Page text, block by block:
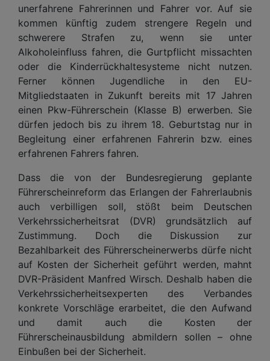
unerfahrene Fahrerinnen und Fahrer vor. Auf sie
kommen künftig zudem strengere Regeln und
schwerere Strafen zu, wenn sie unter
Alkoholeinfluss fahren, die Gurtpflicht missachten
oder die Kinderrückhaltesysteme nicht nutzen.
Ferner können Jugendliche in den EU-
Mitgliedstaaten in Zukunft bereits mit 17 Jahren
einen Pkw-Führerschein (Klasse B) erwerben. Sie
dürfen jedoch bis zu ihrem 18. Geburtstag nur in
Begleitung einer erfahrenen Fahrerin bzw. eines
erfahrenen Fahrers fahren.
Dass die von der Bundesregierung geplante
Führerscheinreform das Erlangen der Fahrerlaubnis
auch verbilligen soll, stößt beim Deutschen
Verkehrssicherheitsrat (DVR) grundsätzlich auf
Zustimmung. Doch die Diskussion zur
Bezahlbarkeit des Führerscheinerwerbs dürfe nicht
auf Kosten der Sicherheit geführt werden, mahnt
DVR-Präsident Manfred Wirsch. Deshalb haben die
Verkehrssicherheitsexperten des Verbandes
konkrete Vorschläge erarbeitet, die den Aufwand
und damit auch die Kosten der
Führerscheinausbildung abmildern sollen – ohne
Einbußen bei der Sicherheit.